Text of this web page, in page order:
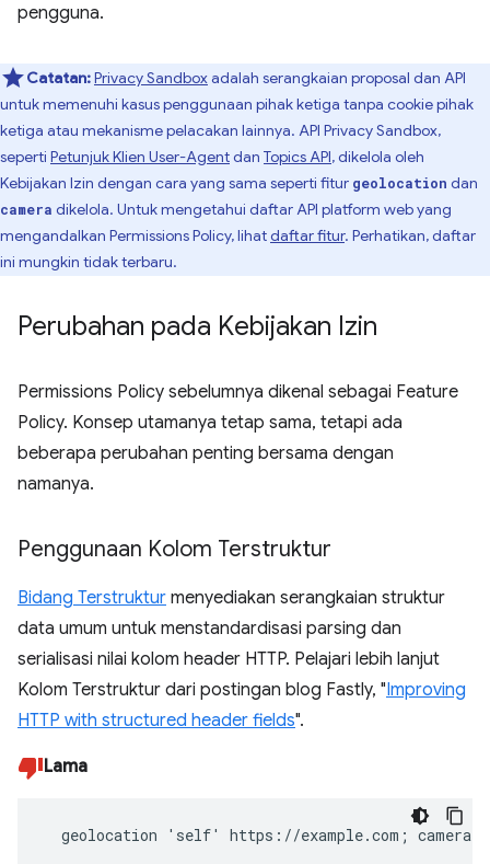
pengguna.
Catatan:Privacy Sandboxadalah serangkaian proposal dan API
untuk memenuhi kasus penggunaan pihak ketiga tanpa cookie pihak
ketiga atau mekanisme pelacakan lainnya. API Privacy Sandbox,
seperti Petunjuk Klien User-Agentdan Topics API, dikelola oleh
Kebijakan Izin dengan cara yang sama seperti fitur geolocation dan
camera dikelola. Untuk mengetahui daftar API platform web yang
mengandalkan Permissions Policy, lihatdaftar fitur. Perhatikan, daftar
ini mungkin tidak terbaru.
Perubahan pada Kebijakan Izin
Permissions Policy sebelumnya dikenal sebagai Feature
Policy. Konsep utamanya tetap sama, tetapi ada
beberapa perubahan penting bersama dengan
namanya.
Penggunaan Kolom Terstruktur
Bidang Terstruktur menyediakan serangkaian struktur
data umum untuk menstandardisasi parsing dan
serialisasi nilai kolom header HTTP. Pelajari lebih lanjut
Kolom Terstruktur dari postingan blog Fastly, "Improving
HTTP with structured header fields".
Lama
geolocation 'self' https://example.com; camera